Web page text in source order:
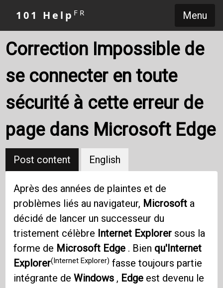
Menu
101 Help FR
Correction Impossible de
se connecter en toute
sécurité à cette erreur de
page dans Microsoft Edge
Post content English
Après des années de plaintes et de
problèmes liés au navigateur, Microsoft a
décidé de lancer un successeur du
tristement célèbre Internet Explorer sous la
forme de Microsoft Edge . Bien qu'Internet
Explorer(Internet Explorer) fasse toujours partie
intégrante deWindows , Edge est devenu le